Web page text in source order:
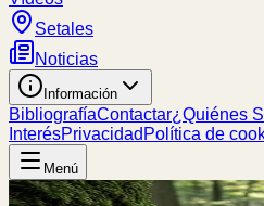
Setales
Noticias
Información
BibliografíaContactar¿Quiénes
InterésPrivacidad Política de
Menú